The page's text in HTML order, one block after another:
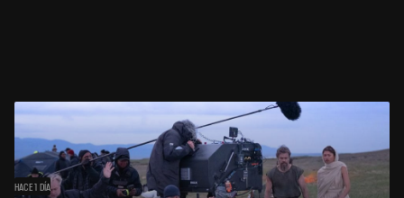
HACE 1 DÍA